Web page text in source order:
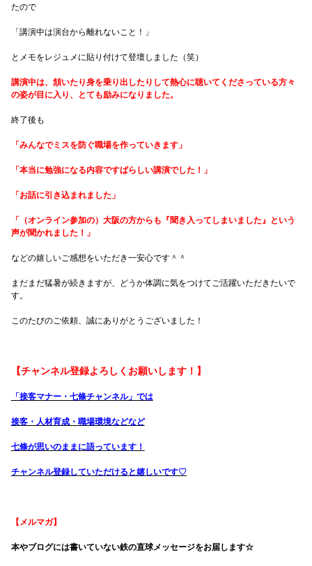
たので
「講演中は演台から離れないこと！」
とメモをレジュメに貼り付けて登壇しました（笑）
講演中は、頷いたり身を乗り出したりして熱心に聴いてくださっている方々
の姿が目に入り、とても励みになりました。
終了後も
「みんなでミスを防ぐ職場を作っていきます」
「本当に勉強になる内容ですばらしい講演でした！」
「お話に引き込まれました」
「（オンライン参加の）大阪の方からも『聞き入ってしまいました』という
声が聞かれました！」
などの嬉しいご感想をいただき一安心です＾＾
まだまだ猛暑が続きますが、どうか体調に気をつけてご活躍いただきたいで
す。
このたびのご依頼、誠にありがとうございました！
【チャンネル登録よろしくお願いします！】
「接客マナー・七條チャンネル」では
接客・人材育成・職場環境などなど
七條が思いのままに語っています！
チャンネル登録していただけると嬉しいです♡
【メルマガ】
本やブログには書いていない鉄の直球メッセージをお届します☆